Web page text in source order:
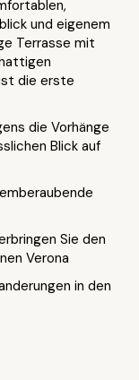
und eigenem
Terrasse mit
die erste
die Vorhänge
Blick auf
Sie den
Verona
in den